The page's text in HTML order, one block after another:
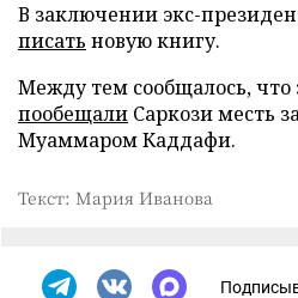
В заключении экс-
писать новую книгу.
Между тем сообщалось,
пообещали Саркози месть
Муаммаром Каддафи.
Текст: Мария Иванова